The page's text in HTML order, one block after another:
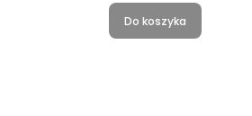
Do koszyka